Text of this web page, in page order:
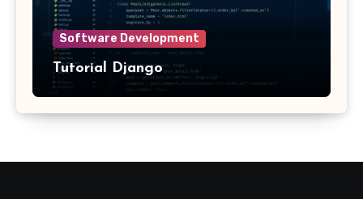
Software Development
Tutorial Django